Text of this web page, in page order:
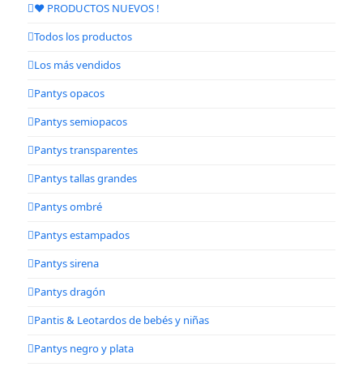
❤️ PRODUCTOS NUEVOS !
Todos los productos
Los más vendidos
Pantys opacos
Pantys semiopacos
Pantys transparentes
Pantys tallas grandes
Pantys ombré
Pantys estampados
Pantys sirena
Pantys dragón
Pantis & Leotardos de bebés y niñas
Pantys negro y plata